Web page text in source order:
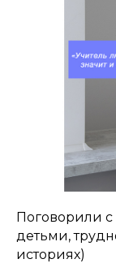
Поговорили с
детьми,
историях)